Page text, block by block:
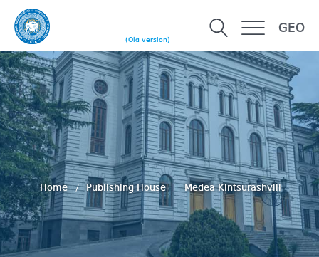
(Old version)
GEO
Home Publishing House Medea Kintsurashvili